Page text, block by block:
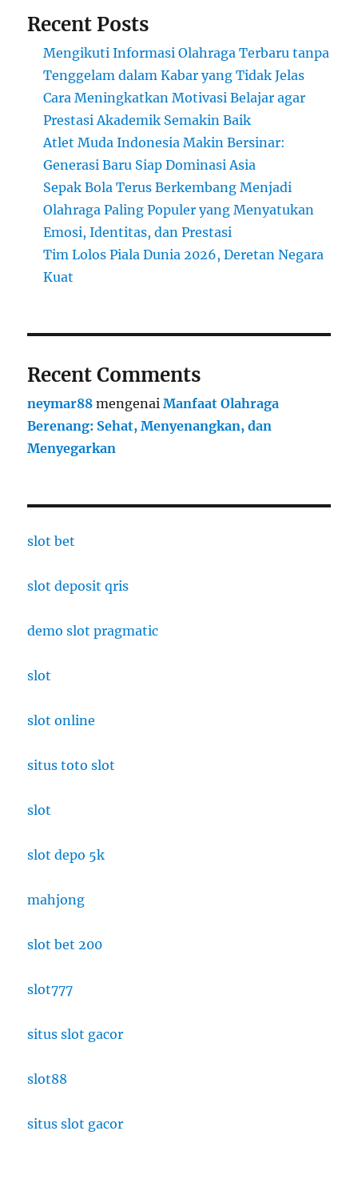
Terkini
Olahraga
Tanah
Air
Recent Posts
Mengikuti Informasi Olahraga Terbaru tanpa
Tenggelam dalam Kabar yang Tidak Jelas
Cara Meningkatkan Motivasi Belajar agar
Prestasi Akademik Semakin Baik
Atlet Muda Indonesia Makin Bersinar:
Generasi Baru Siap Dominasi Asia
Sepak Bola Terus Berkembang Menjadi
Olahraga Paling Populer yang Menyatukan
Emosi, Identitas, dan Prestasi
Tim Lolos Piala Dunia 2026, Deretan Negara
Kuat
Recent Comments
neymar88 mengenaiManfaat Olahraga
Berenang: Sehat, Menyenangkan, dan
Menyegarkan
slot bet
slot deposit qris
demo slot pragmatic
slot
slot online
situs toto slot
slot
slot depo 5k
mahjong
slot bet 200
slot777
situs slot gacor
slot88
situs slot gacor